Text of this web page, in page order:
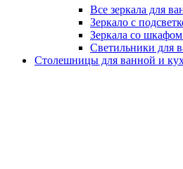
Все зеркала для
Зеркало с
Зеркала со
Светильники для
Столешницы для ванной и